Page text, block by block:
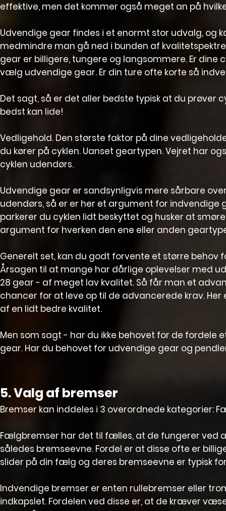
effektive, men det kommer også meget an på
Udvendige gear findes i et enormt stor udvalg, og
medmindre man gå ned i bunden af
gear er billigere, tungere og langsommere. Er dine
vælg udvendige gear. Er din ture ofte korte så
Det sagt, så er det aller bedste typisk at du
bedst kan lide!
Vedligehold. Den største faktor på dine
du kører på cyklen. Uanset geartypen. Vejret har
cyklen udendørs.
Udvendige gear er sandsynligvis mere sårbare
udendørs, så er er her et argument for indvendige
parkerer du cyklen lidt beskyttet og husker at
argument for hverken den ene eller anden
Generelt set, kan du godt forvente et større behov
Årsagen til at mange har dårlige oplevelser med
28 gear - af meget lav kvalitet. Så får man et
chancer for at leve op til de advancerede krav.
af en lidt bedre kvalitet.
Men som sagt - har du ikke behovet for de fordele
gear. Har du behovet for udvendige gear og
5. Valg af bremser
Bremser kan inddeles i 3 overordnede kategorier:
Fælgbremser har det til fælles, at de fungerer ved
således bremseevne. Fordel er at disse ofte er
slider på din fælg og deres bremseevne er typisk
Indvendige bremser er enten rullebremser eller
indkapslet. Fordelen ved disse er, at de kræver